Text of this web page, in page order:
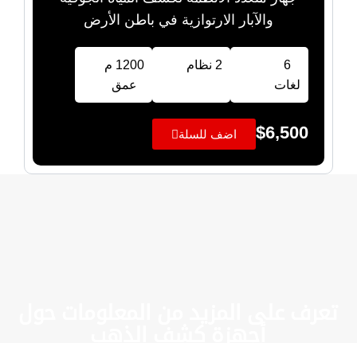
والآبار الارتوازية في باطن الأرض
6
لغات
2 نظام
1200 م
عمق
$6,500 اضف للسلة